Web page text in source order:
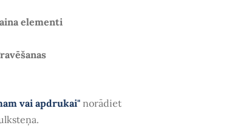
elementi
vai apdrukai"norādiet